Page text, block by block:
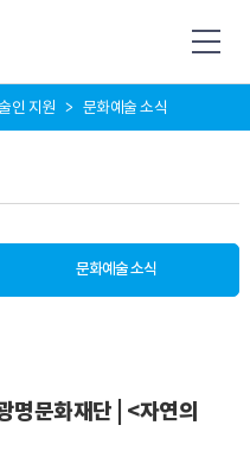
인 지원 문화예술 소식
문화예술 소식
명문화재단 | <자연의